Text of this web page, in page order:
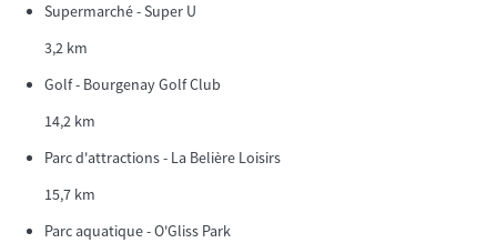
Supermarché - Super U
3,2 km
Golf - Bourgenay Golf Club
14,2 km
Parc d'attractions - La Belière Loisirs
15,7 km
Parc aquatique - O'Gliss Park